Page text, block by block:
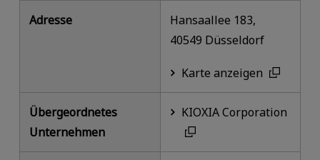
Adresse
Hansaallee 183,
40549 Düsseldorf
Karte anzeigen
Übergeordnetes
Unternehmen
KIOXIA Corporation